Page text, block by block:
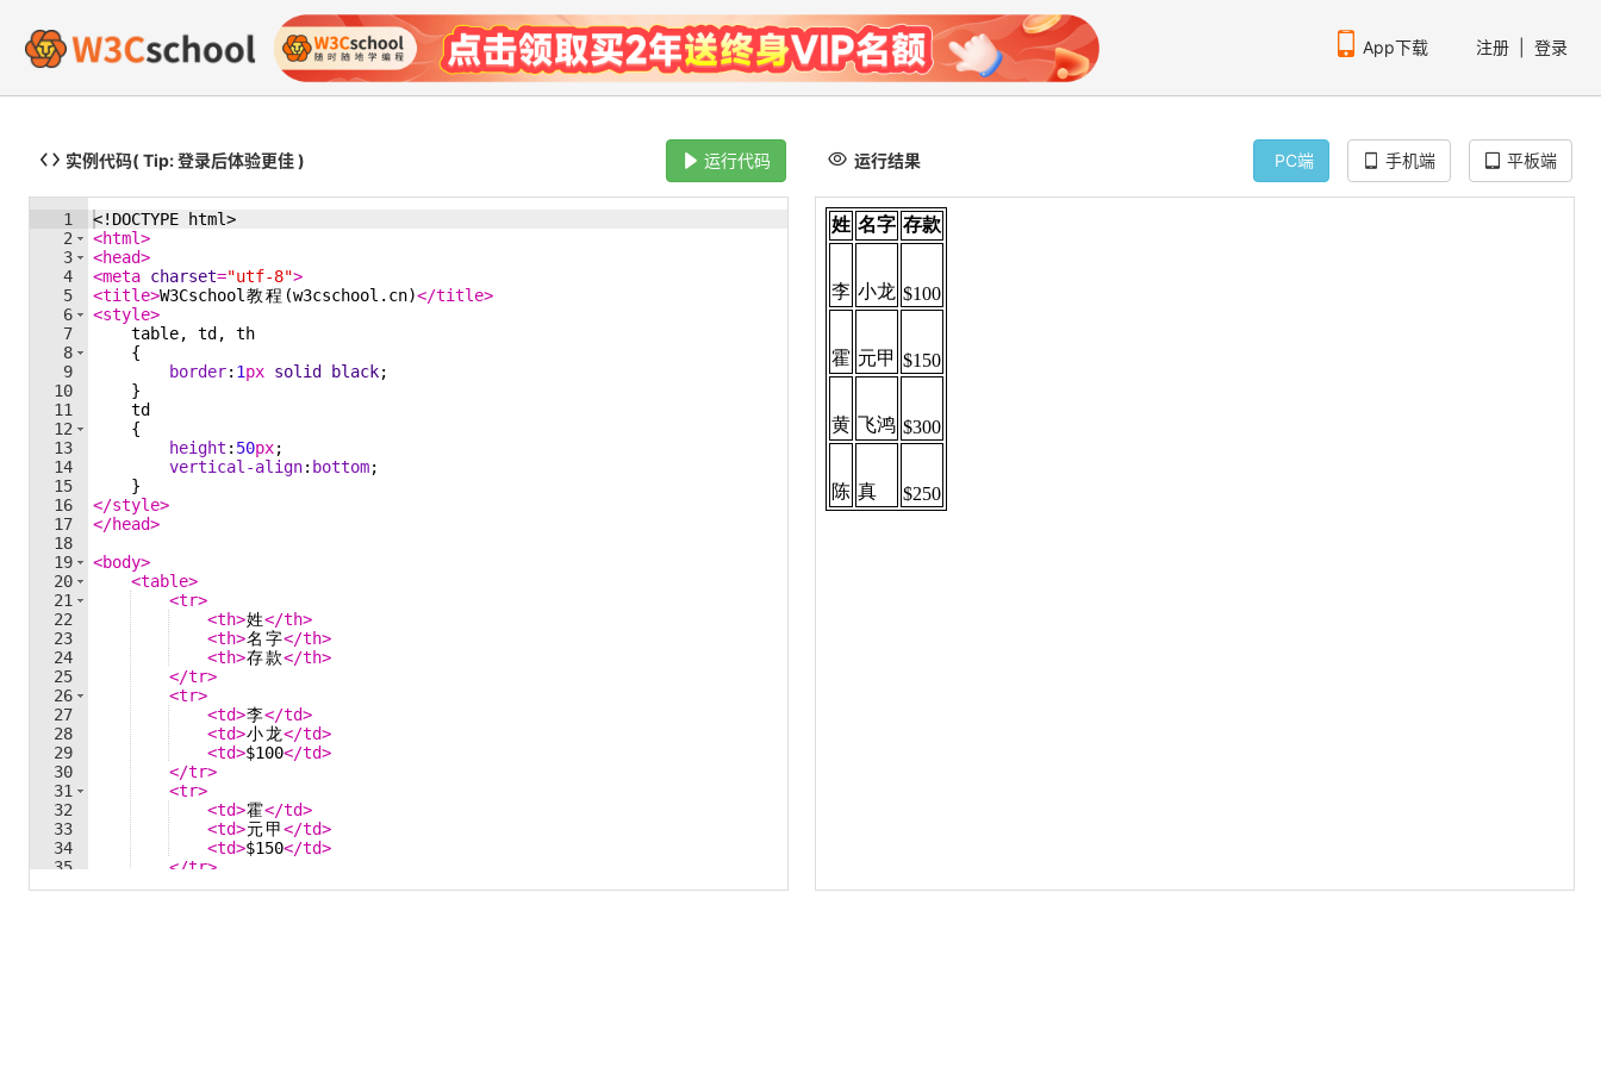
App下载 注册 登录
实例代码( Tip: 登录后体验更佳 ) 运行代码
1
2
3
4
5
6
7
8
9
10
11
12
13
14
15
16
17
18
19
20
21
22
23
24
25
26
27
28
29
30
31
32
33
34
35
36
<! DOCTYPE html>
<html>
<head>
<meta charset="utf-8">
<title>W3Cschool 教程 (w3cschool.cn)</title>
<style>
table, td , th
{
border: 1px solid black;
}
td
{
height : 50px;
vertical-align: bottom;
}
</style>
</head>
<body>
<table>
<tr>
<th>姓</th>
<th>名 字</th>
<th>存款</th>
</tr>
<tr>
<td>李</td>
<td>小龙</td>
<td>$100</td>
</tr>
<tr>
<td>霍</td>
<td>元甲</td>
<td>$150</td>
</tr>
<tr>
运行结果 PC端 手机端 平板端